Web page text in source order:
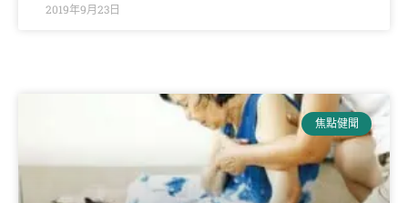
2019年9月23日
焦點健聞